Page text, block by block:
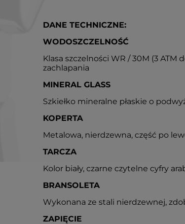
DANE TECHNICZNE:
WODOSZCZELNOŚĆ
Klasa szczelności WR / 30M (3
zachlapania
MINERAL GLASS
Szkiełko mineralne płaskie o
KOPERTA
Metalowa, nierdzewna, część po
TARCZA
Kolor biały, czarne czytelne cyfry
BRANSOLETA
Wykonana ze stali nierdzewnej,
ZAPIĘCIE